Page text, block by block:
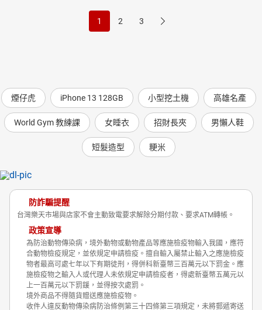
1 2 3
煙仔虎 iPhone 13 128GB 小型挖土機 高雄名產
World Gym 教練課 女睡衣 招財長夾 男懶人鞋
短髮造型 粳米
防詐騙提醒
台灣樂天市場與店家不會主動致電要求解除分期付款、要求ATM轉帳。
政策宣導
為防治動物傳染病，境外動物或動物產品等應施檢疫物輸入我國，應符
合動物檢疫規定，並依規定申請檢疫。擅自輸入屬禁止輸入之應施檢疫
物者最高可處七年以下有期徒刑，得併科新臺幣三百萬元以下罰金。應
施檢疫物之輸入人或代理人未依規定申請檢疫者，得處新臺幣五萬元以
上一百萬元以下罰鍰，並得按次處罰。
境外商品不得隨貨贈送應施檢疫物。
收件人違反動物傳染病防治條例第三十四條第三項規定，未將郵遞寄送